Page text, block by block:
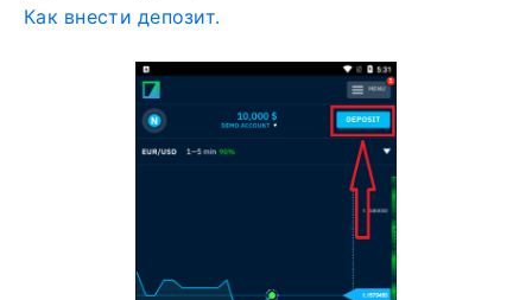
Как внести депозит.